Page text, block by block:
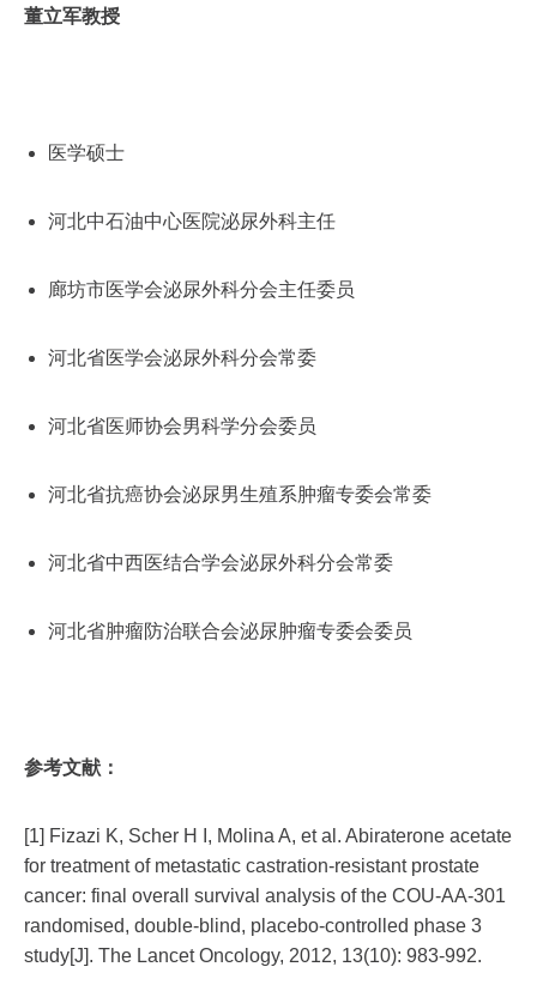
董立军教授
医学硕士
河北中石油中心医院泌尿外科主任
廊坊市医学会泌尿外科分会主任委员
河北省医学会泌尿外科分会常委
河北省医师协会男科学分会委员
河北省抗癌协会泌尿男生殖系肿瘤专委会常委
河北省中西医结合学会泌尿外科分会常委
河北省肿瘤防治联合会泌尿肿瘤专委会委员
参考文献：
[1] Fizazi K, Scher H I, Molina A, et al. Abiraterone acetate
for treatment of metastatic castration-resistant prostate
cancer: final overall survival analysis of the COU-AA-301
randomised, double-blind, placebo-controlled phase 3
study[J]. The Lancet Oncology, 2012, 13(10): 983-992.